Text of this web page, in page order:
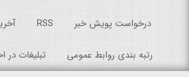
درخواست پویش خبر RSS
رتبه بندی روابط عمومی تبلیغات در